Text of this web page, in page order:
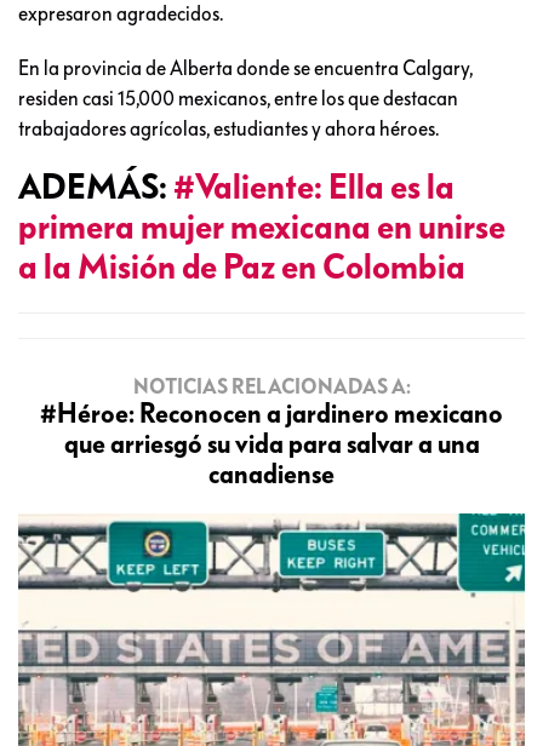
expresaron agradecidos.
En la provincia de Alberta donde se encuentra Calgary,
residen casi 15,000 mexicanos, entre los que destacan
trabajadores agrícolas, estudiantes y ahora héroes.
ADEMÁS: #Valiente: Ella es la
primera mujer mexicana en unirse
a la Misión de Paz en Colombia
NOTICIAS RELACIONADAS A:
#Héroe: Reconocen a jardinero mexicano
que arriesgó su vida para salvar a una
canadiense